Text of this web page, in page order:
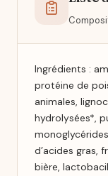
Ingrédients :
protéine de
animales,
hydrolysées*,
d’acides gras,
bière,